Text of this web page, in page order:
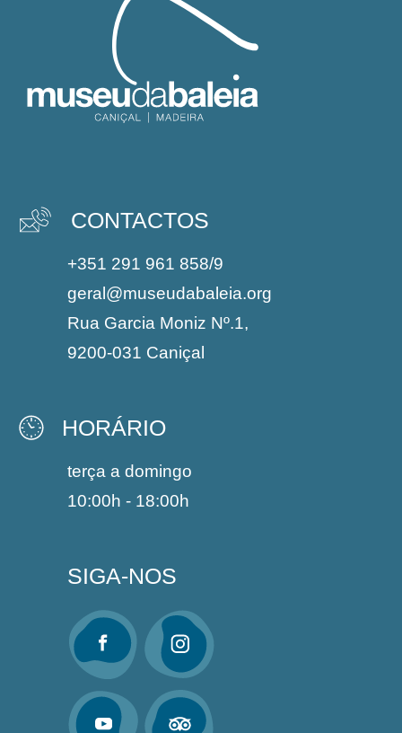
CONTACTOS
+351 291 961 858/9
geral@museudabaleia.org
Rua Garcia Moniz Nº.1,
9200-031 Caniçal
HORÁRIO
terça a domingo
10:00h - 18:00h
SIGA-NOS